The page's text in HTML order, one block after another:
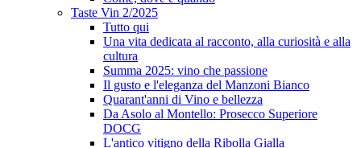
Taste Vin 2/2025
Tutto qui
Una vita dedicata al racconto, alla curiosità e alla
cultura
Summa 2025: vino che passione
Il gusto e l'eleganza del Manzoni Bianco
Quarant'anni di Vino e bellezza
Da Asolo al Montello: Prosecco Superiore
DOCG
L'antico vitigno della Ribolla Gialla